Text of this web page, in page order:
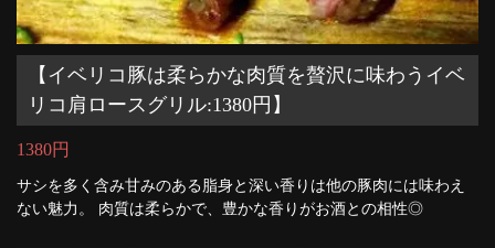
【イベリコ豚は柔らかな肉質を贅沢に味わうイベ
リコ肩ロースグリル:1380円】
1380円
サシを多く含み甘みのある脂身と深い香りは他の豚肉には味わえ
ない魅力。 肉質は柔らかで、豊かな香りがお酒との相性◎